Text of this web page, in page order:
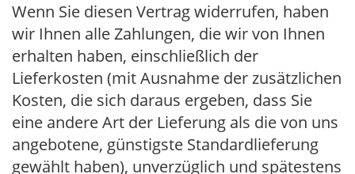
Wenn Sie diesen Vertrag widerrufen, haben
wir Ihnen alle Zahlungen, die wir von Ihnen
erhalten haben, einschließlich der
Lieferkosten (mit Ausnahme der zusätzlichen
Kosten, die sich daraus ergeben, dass Sie
eine andere Art der Lieferung als die von uns
angebotene, günstigste Standardlieferung
gewählt haben), unverzüglich und spätestens